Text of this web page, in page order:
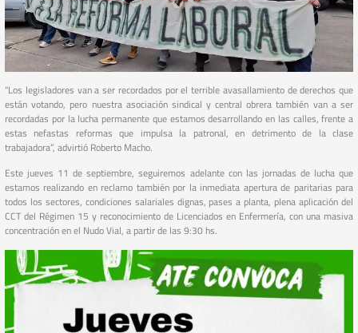
“Los legisladores van a ser recordados por el terrible avasallamiento de derechos que
están votando, pero nuestra asociación sindical y central obrera también van a ser
recordadas por la lucha permanente que estamos desarrollando en las calles, frente a
estas nefastas reformas que impulsa la patronal, en detrimento de la clase
trabajadora”, advirtió Roberto Macho.
Este jueves 11 de septiembre, seguiremos adelante con las jornadas de lucha que
estamos realizando en reclamo también por la inmediata apertura de paritarias para
todos los sectores, condiciones salariales dignas, pases a planta, plena aplicación del
CCT del Régimen 15 y reconocimiento de Licenciados en Enfermería, con una masiva
concentración en el Nudo Vial, a partir de las 9:30 hs.